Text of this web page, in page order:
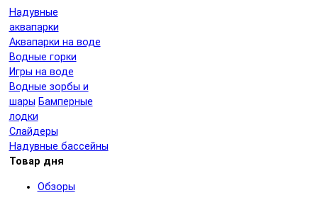
Надувные
аквапарки
Аквапарки на воде
Водные горки
Игры на воде
Водные зорбы и
шары Бамперные
лодки
Слайдеры
Надувные бассейны
Товар дня
Обзоры